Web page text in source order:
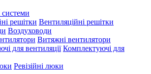
системи
Вентиляційні решітки
Воздуховоди
Витяжні вентилятори
Комплектуючі для
Ревізійні люки